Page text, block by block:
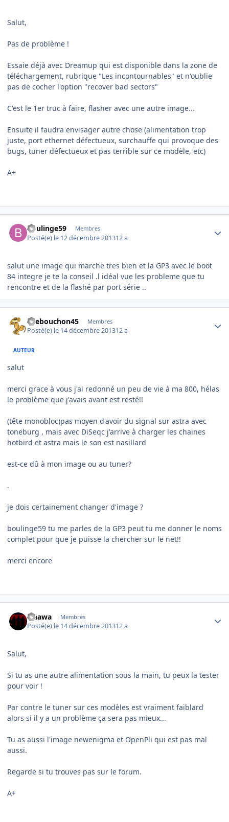
Salut,
Pas de problème !
Essaie déjà avec Dreamup qui est disponible dans la zone de
téléchargement, rubrique "Les incontournables" et n'oublie
pas de cocher l'option "recover bad sectors"
C'est le 1er truc à faire, flasher avec une autre image...
Ensuite il faudra envisager autre chose (alimentation trop
juste, port ethernet défectueux, surchauffe qui provoque des
bugs, tuner défectueux et pas terrible sur ce modèle, etc)
A+
boulinge59 Membres
Posté(e) le 12 décembre 201312 a
salut une image qui marche tres bien et la GP3 avec le boot
84 integre je te la conseil .l idéal vue les probleme que tu
rencontre et de la flashé par port série ..
tirebouchon45 Membres
Posté(e) le 14 décembre 201312 a
AUTEUR
salut
merci grace à vous j'ai redonné un peu de vie à ma 800, hélas
le problème que j'avais avant est resté!!
(tête monobloc)pas moyen d'avoir du signal sur astra avec
toneburg , mais avec DiSeqc j'arrive à charger les chaines
hotbird et astra mais le son est nasillard
est-ce dû à mon image ou au tuner?
.
je dois certainement changer d'image ?
boulinge59 tu me parles de la GP3 peut tu me donner le noms
complet pour que je puisse la chercher sur le net!!
merci encore
waawa Membres
Posté(e) le 14 décembre 201312 a
Salut,
Si tu as une autre alimentation sous la main, tu peux la tester
pour voir !
Par contre le tuner sur ces modèles est vraiment faiblard
alors si il y a un problème ça sera pas mieux...
Tu as aussi l'image newenigma et OpenPli qui est pas mal
aussi.
Regarde si tu trouves pas sur le forum.
A+